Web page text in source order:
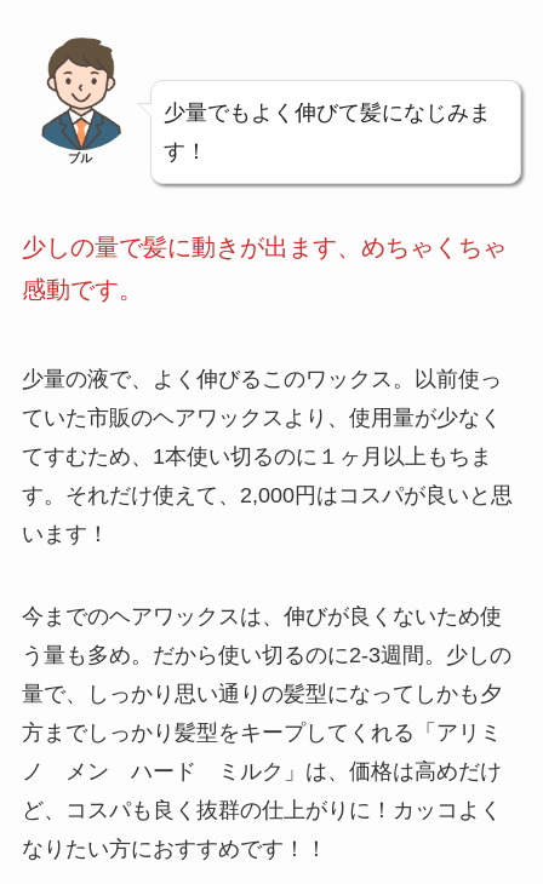
ブル
少量でもよく伸びて髪になじみま
す！
少しの量で髪に動きが出ます、めちゃくちゃ
感動です。
少量の液で、よく伸びるこのワックス。以前使っ
ていた市販のヘアワックスより、使用量が少なく
てすむため、1本使い切るのに１ヶ月以上もちま
す。それだけ使えて、2,000円はコスパが良いと思
います！
今までのヘアワックスは、伸びが良くないため使
う量も多め。だから使い切るのに2-3週間。少しの
量で、しっかり思い通りの髪型になってしかも夕
方までしっかり髪型をキープしてくれる「アリミ
ノ メン ハード ミルク」は、価格は高めだけ
ど、コスパも良く抜群の仕上がりに！カッコよく
なりたい方におすすめです！！